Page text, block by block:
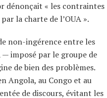
dénonçait « les contraintes
la charte de l’OUA ».
non-ingérence entre les
— imposé par le groupe de
de bien des problèmes.
Angola, au Congo et au
de discours, évitant les